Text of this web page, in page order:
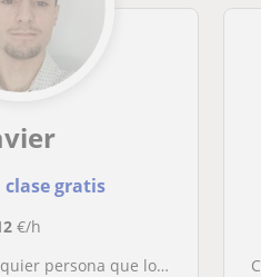
gratis
€/h
que lo necesite de cualquier edad.